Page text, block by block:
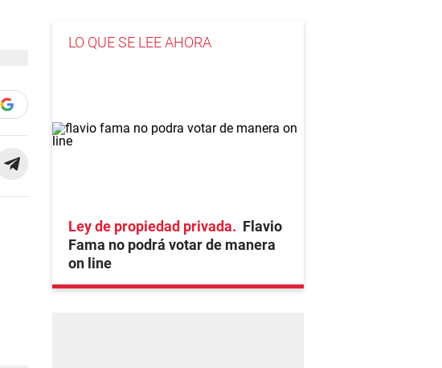
LO QUE SE LEE AHORA
Ley de propiedad privada
Flavio
Fama no podrá votar de manera
on line